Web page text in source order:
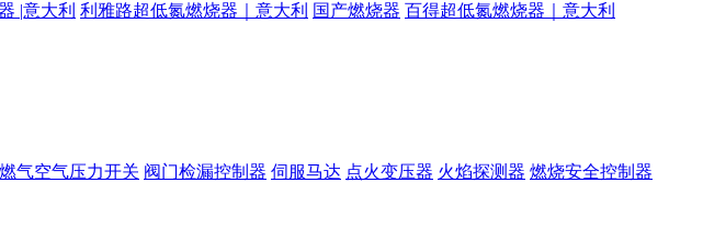
|意大利 利雅路超低氮燃烧器｜意大利 国产燃烧器 百得超低氮燃烧器｜意大利
燃气空气压力开关 阀门检漏控制器 伺服马达 点火变压器 火焰探测器 燃烧安全控制器